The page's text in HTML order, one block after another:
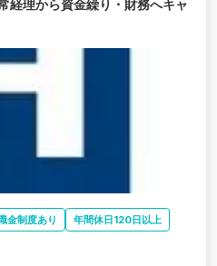
経理から資金繰り・財務へキャ
金制度あり
年間休日120日以上